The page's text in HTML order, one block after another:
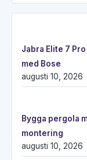
Jabra Elite 7
med Bose
augusti 10, 2026
Bygga pergola
montering
augusti 10, 2026